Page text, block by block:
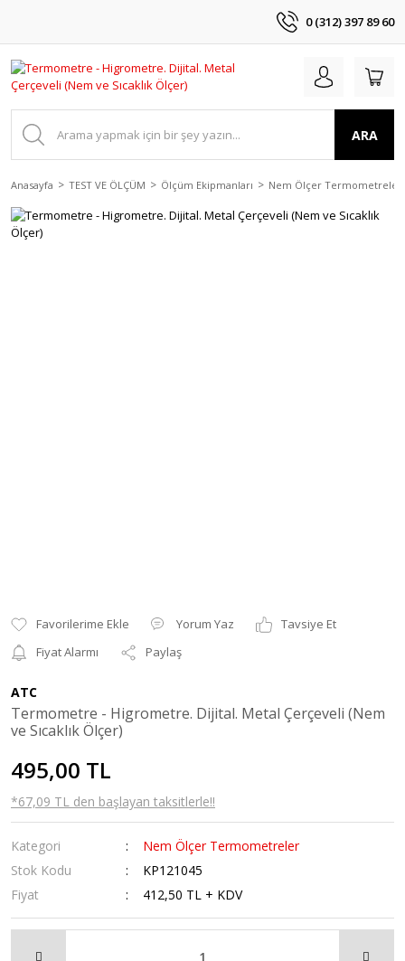
0 (312) 397 89 60
ARA
Anasayfa TEST VE ÖLÇÜM Ölçüm Ekipmanları Nem Ölçer Termometreler
Yorum Yaz
Tavsiye Et
Fiyat Alarmı
Paylaş
ATC
Termometre - Higrometre. Dijital. Metal Çerçeveli (Nem
ve Sıcaklık Ölçer)
495,00 TL
*67,09 TL den başlayan taksitlerle!!
Kategori
Nem Ölçer Termometreler
Stok Kodu
KP121045
Fiyat
412,50 TL + KDV